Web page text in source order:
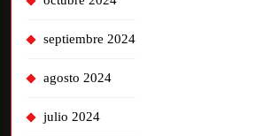
septiembre 2024
agosto 2024
julio 2024